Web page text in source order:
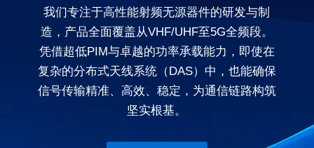
我们专注于高性能射频无源器件的研发与制
造，产品全面覆盖从VHF/UHF至5G全频段。
凭借超低PIM与卓越的功率承载能力，即使在
复杂的分布式天线系统（DAS）中，也能确保
信号传输精准、高效、稳定，为通信链路构筑
坚实根基。